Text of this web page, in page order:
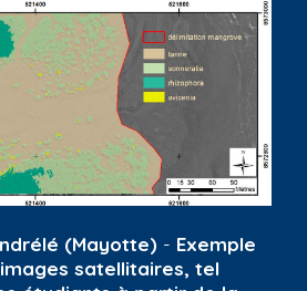
(Mayotte) - Exemple
satellitaires, tel